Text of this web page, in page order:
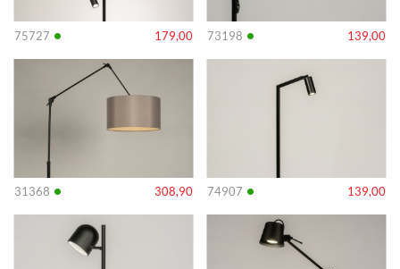
75727 • 179,00 73198 • 139,00
31368 • 308,90
Info
74907 • 139,00
Info
Info Info